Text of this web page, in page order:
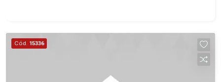
churrasqueira - Piscina - Vestiário - 4 vagas
sendo 2 cobertas Martinelli Imobiliária -
Ribeirão Preto. Referência em imóveis de alto
Cód. 15336